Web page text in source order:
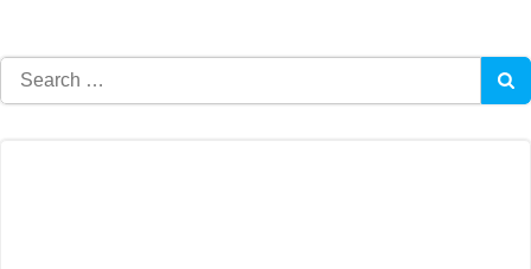
Search
for: